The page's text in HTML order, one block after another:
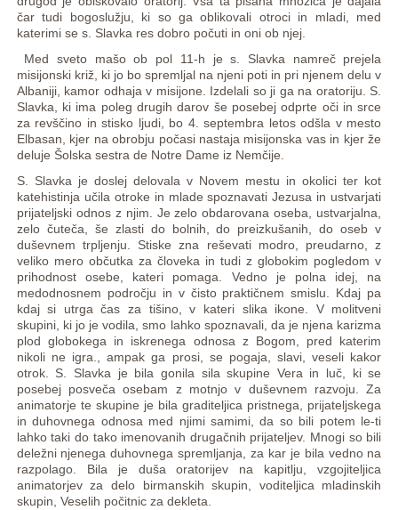
čar tudi bogoslužju, ki so ga oblikovali otroci in mladi, med
katerimi se s. Slavka res dobro počuti in oni ob njej.
Med sveto mašo ob pol 11-h je s. Slavka namreč prejela
misijonski križ, ki jo bo spremljal na njeni poti in pri njenem delu v
Albaniji, kamor odhaja v misijone. Izdelali so ji ga na oratoriju. S.
Slavka, ki ima poleg drugih darov še posebej odprte oči in srce
za revščino in stisko ljudi, bo 4. septembra letos odšla v mesto
Elbasan, kjer na obrobju počasi nastaja misijonska vas in kjer že
deluje Šolska sestra de Notre Dame iz Nemčije.
S. Slavka je doslej delovala v Novem mestu in okolici ter kot
katehistinja učila otroke in mlade spoznavati Jezusa in ustvarjati
prijateljski odnos z njim. Je zelo obdarovana oseba, ustvarjalna,
zelo čuteča, še zlasti do bolnih, do preizkušanih, do oseb v
duševnem trpljenju. Stiske zna reševati modro, preudarno, z
veliko mero občutka za človeka in tudi z globokim pogledom v
prihodnost osebe, kateri pomaga. Vedno je polna idej, na
medodnosnem področju in v čisto praktičnem smislu. Kdaj pa
kdaj si utrga čas za tišino, v kateri slika ikone. V molitveni
skupini, ki jo je vodila, smo lahko spoznavali, da je njena karizma
plod globokega in iskrenega odnosa z Bogom, pred katerim
nikoli ne igra., ampak ga prosi, se pogaja, slavi, veseli kakor
otrok. S. Slavka je bila gonila sila skupine Vera in luč, ki se
posebej posveča osebam z motnjo v duševnem razvoju. Za
animatorje te skupine je bila graditeljica pristnega, prijateljskega
in duhovnega odnosa med njimi samimi, da so bili potem le-ti
lahko taki do tako imenovanih drugačnih prijateljev. Mnogi so bili
deležni njenega duhovnega spremljanja, za kar je bila vedno na
razpolago. Bila je duša oratorijev na kapitlju, vzgojiteljica
animatorjev za delo birmanskih skupin, voditeljica mladinskih
skupin, Veselih počitnic za dekleta.